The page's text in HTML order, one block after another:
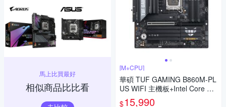
馬上比買最好
相似商品比比看
[M+CPU]
華碩 TUF GAMING B860M-PL
US WIFI 主機板+Intel Core Ult
ra 7 265K【20核】
$15,990